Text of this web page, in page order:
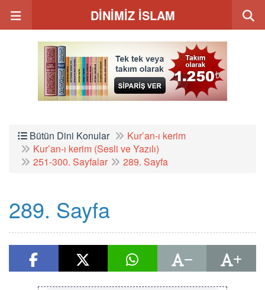
DİNİMİZ İSLAM
Bütün Dini Konular
Kur’an-ı kerim
Kur’an-ı kerim (Sesli ve Yazılı)
251-300. Sayfalar
289. Sayfa
289. Sayfa